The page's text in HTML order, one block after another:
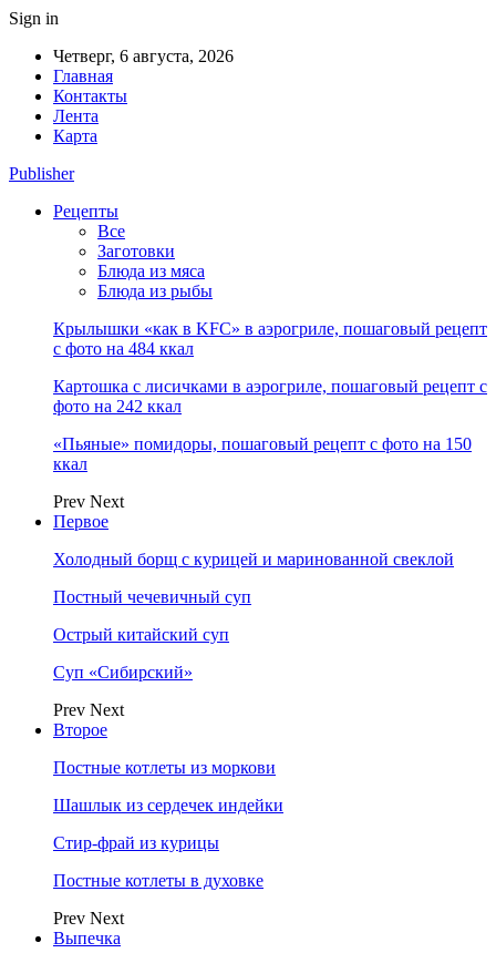
Sign in
Четверг, 6 августа, 2026
Главная
Контакты
Лента
Карта
Publisher
Рецепты
Все
Заготовки
Блюда из мяса
Блюда из рыбы
Крылышки «как в KFC» в аэрогриле, пошаговый рецепт
с фото на 484 ккал
Картошка с лисичками в аэрогриле, пошаговый рецепт с
фото на 242 ккал
«Пьяные» помидоры, пошаговый рецепт с фото на 150
ккал
Prev Next
Первое
Холодный борщ с курицей и маринованной свеклой
Постный чечевичный суп
Острый китайский суп
Суп «Сибирский»
Prev Next
Второе
Постные котлеты из моркови
Шашлык из сердечек индейки
Стир-фрай из курицы
Постные котлеты в духовке
Prev Next
Выпечка